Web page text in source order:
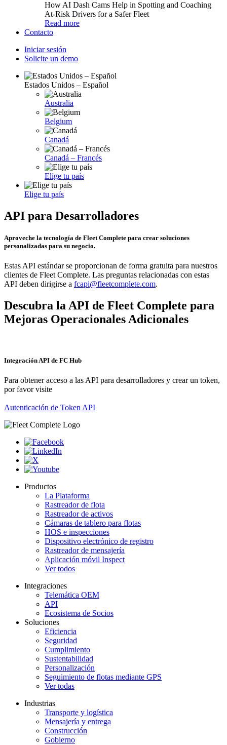
How AI Dash Cams Help in Spotting and Coaching
At-Risk Drivers for a Safer Fleet
Read more
Contacto
Iniciar sesión
Solicite un demo
Estados Unidos – Español
Australia
Belgium
Canadá
Canadá – Francés
Elige tu país
Elige tu país
API para Desarrolladores
Aproveche la tecnología de Fleet Complete para crear soluciones
personalizadas para su negocio.
Estas API estándar se proporcionan de forma gratuita para nuestros
clientes de Fleet Complete. Las preguntas relacionadas con estas
API deben dirigirse a fcapi@fleetcomplete.com.
Descubra la API de Fleet Complete para
Mejoras Operacionales Adicionales
Integración API de FC Hub
Para obtener acceso a las API para desarrolladores y crear un token,
por favor visite
Autenticación de Token API
Productos
La Plataforma
Rastreador de flota
Rastreador de activos
Cámaras de tablero para flotas
HOS e inspecciones
Dispositivo electrónico de registro
Rastreador de mensajería
Aplicación móvil Inspect
Ver todos
Integraciones
Telemática OEM
API
Ecosistema de Socios
Soluciones
Eficiencia
Seguridad
Cumplimiento
Sustentabilidad
Personalización
Seguimiento de flotas mediante GPS
Ver todas
Industrias
Transporte y logística
Mensajería y entrega
Construcción
Gobierno